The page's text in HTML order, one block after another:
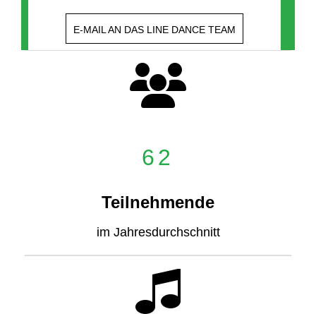
E-MAIL AN DAS LINE DANCE TEAM
62
Teilnehmende
im Jahresdurchschnitt